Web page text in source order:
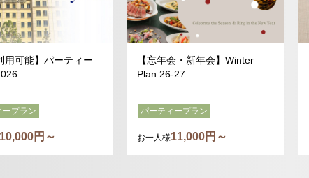
用可能】パーティー
ープラン
10,000円～
【忘年会・新年会】Winter
Plan 26-27
パーティープラン
お一人様11,000円～